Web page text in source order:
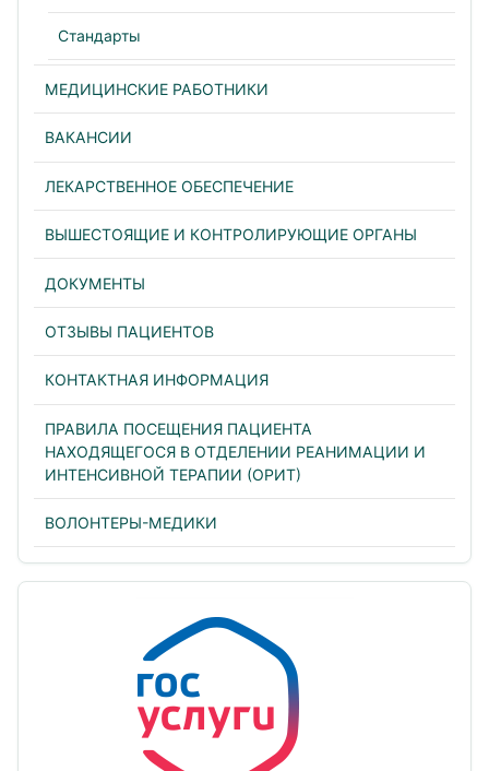
Стандарты
МЕДИЦИНСКИЕ РАБОТНИКИ
ВАКАНСИИ
ЛЕКАРСТВЕННОЕ ОБЕСПЕЧЕНИЕ
ВЫШЕСТОЯЩИЕ И КОНТРОЛИРУЮЩИЕ ОРГАНЫ
ДОКУМЕНТЫ
ОТЗЫВЫ ПАЦИЕНТОВ
КОНТАКТНАЯ ИНФОРМАЦИЯ
ПРАВИЛА ПОСЕЩЕНИЯ ПАЦИЕНТА
НАХОДЯЩЕГОСЯ В ОТДЕЛЕНИИ РЕАНИМАЦИИ И
ИНТЕНСИВНОЙ ТЕРАПИИ (ОРИТ)
ВОЛОНТЕРЫ-МЕДИКИ